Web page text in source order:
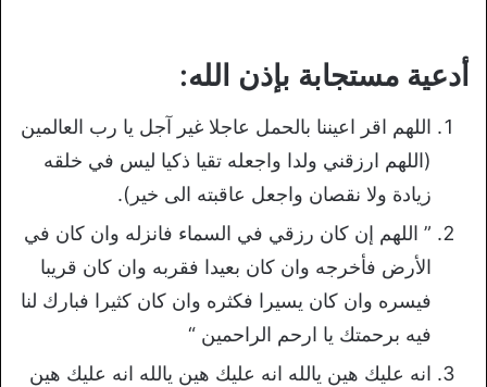
أدعية مستجابة بإذن الله:
اللهم اقر اعيننا بالحمل عاجلا غير آجل يا رب العالمين
(اللهم ارزقني ولدا واجعله تقيا ذكيا ليس في خلقه
زيادة ولا نقصان واجعل عاقبته الى خير).
‏” اللهم إن كان رزقي في السماء فانزله وان كان في
الأرض فأخرجه وان كان ‏بعيدا فقربه وان كان قريبا
فيسره وان كان يسيرا فكثره وان كان كثيرا فبارك لنا
‏فيه برحمتك يا ارحم الراحمين “‏
انه عليك هين يالله انه عليك هين يالله انه عليك هين